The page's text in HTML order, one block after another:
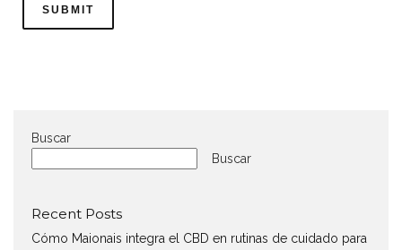
Buscar
Buscar
Recent Posts
Cómo Maionais integra el CBD en rutinas de cuidado para